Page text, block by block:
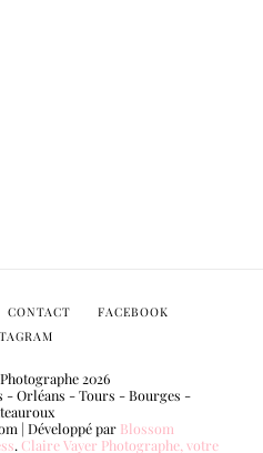
2026
- Orléans - Tours - Bourges -
| Développé par Blossom
. Claire Vayer Photographe, votre
CONTACT
FACEBOOK